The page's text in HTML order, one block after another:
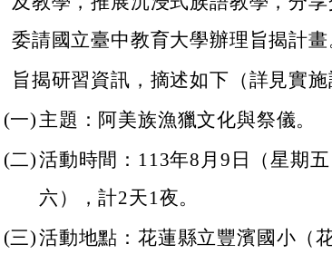
委請國立臺中教育大學辦理旨揭計畫
旨揭研習資訊，摘述如下（詳見實施
(一) 主題：阿美族漁獵文化與祭儀。
(二)活動時間：113年8月9日（星期
六），計2天1夜。
(三)活動地點：花蓮縣立豐濱國小（